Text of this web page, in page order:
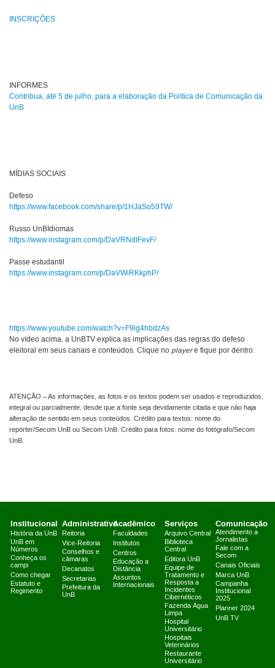
INSCRIÇÕES
INFORMES
Contribua, até 5 de julho, para a elaboração da Política de Comunicação da
UnB
MÍDIAS SOCIAIS
Defeso
https://www.facebook.com/share/p/1HJaSo59TW/
Russo UnBIdiomas
https://www.instagram.com/p/DaVRNdIFevF/
Passe estudantil
https://www.instagram.com/p/DaVWiRKkphP/
https://www.youtube.com/watch?v=F9lg4hbdzAs
No vídeo acima, a UnBTV explica as implicações das regras do defeso
eleitoral em seus canais e conteúdos. Clique no playere fique por dentro.
ATENÇÃO – As informações, as fotos e os textos podem ser usados e reproduzidos,
integral ou parcialmente, desde que a fonte seja devidamente citada e que não haja
alteração de sentido em seus conteúdos. Crédito para textos: nome do
repórter/Secom UnB ou Secom UnB. Crédito para fotos: nome do fotógrafo/Secom
UnB.
Institucional
História da UnB
UnB em
Números
Conheça os
campi
Como chegar
Estatuto e
Regimento
Administrativo
Reitoria
Vice-Reitoria
Conselhos e
câmaras
Decanatos
Secretarias
Prefeitura da
UnB
Acadêmico
Faculdades
Institutos
Centros
Educação a
Distância
Assuntos
Internacionais
Serviços
Arquivo Central
Biblioteca
Central
Editora UnB
Equipe de
Tratamento e
Resposta a
Incidentes
Cibernéticos
Fazenda Água
Limpa
Hospital
Universitário
Hospitais
Veterinários
Restaurante
Universitário
Comunicação
Atendimento a
Jornalistas
Fale com a
Secom
Canais Oficiais
Marca UnB
Campanha
Institucional
2025
Planner 2024
UnB TV